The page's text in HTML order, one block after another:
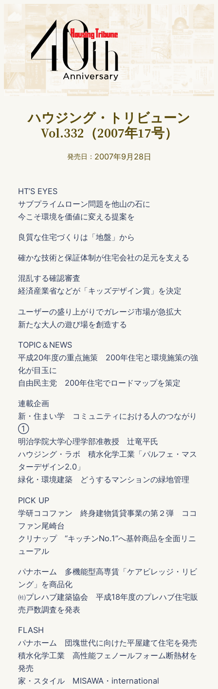
ハウジング・トリビューン
Vol.332（2007年17号）
発売日： 2007年9月28日
HT’S EYES
サブプライムローン問題を他山の石に
今こそ環境を価値に変える提案を
良質な住宅づくりは「地盤」から
確かな技術と保証体制が住宅会社の足元を支える
混乱する確認審査
経済産業省などが「キッズデザイン賞」を決定
ユーザーの盛り上がりでガレージ市場が急拡大
新たな大人の遊び場を創造する
TOPIC＆NEWS
平成20年度の重点施策 200年住宅と環境施策の強
化が目玉に
自由民主党 200年住宅でロードマップを策定
連載企画
新・住まい学 コミュニティにおける人のつながり
①
明治学院大学心理学部准教授 辻竜平氏
ハウジング・ラボ 積水化学工業「パルフェ・マス
ターデザイン2.0」
緑化・環境建築 どうするマンションの緑地管理
PICK UP
学研ココファン 終身建物賃貸事業の第２弾 ココ
ファン尾崎台
クリナップ “キッチンNo.1”へ基幹商品を全面リニ
ューアル
パナホーム 多機能型高専賃「ケアビレッジ・リビ
ング」を商品化
㈳プレハブ建築協会 平成18年度のプレハブ住宅販
売戸数調査を発表
FLASH
パナホーム 団塊世代に向けた平屋建て住宅を発売
積水化学工業 高性能フェノールフォーム断熱材を
発売
家・スタイル MISAWA・international